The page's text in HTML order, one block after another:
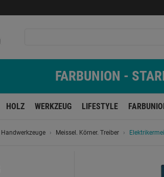
FARBUNION -
HOLZ WERKZEUG LIFESTYLE
Handwerkzeuge Meissel. Körner. Treiber